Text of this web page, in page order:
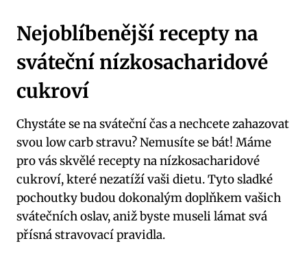
Nejoblíbenější recepty na
sváteční nízkosacharidové
cukroví
Chystáte⁢ se na sváteční čas ‌a nechcete zahazovat
‌svou low carb stravu? Nemusíte se ‍bát! Máme ​
pro ‍vás skvělé recepty na nízkosacharidové
‌cukroví, které nezatíží vaši‌ dietu. Tyto ‌sladké⁣
pochoutky budou ⁣dokonalým doplňkem vašich
svátečních⁢ oslav,⁤ aniž byste museli⁢ lámat svá
přísná stravovací pravidla.